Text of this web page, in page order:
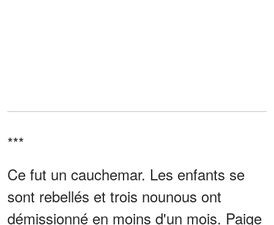
***
Ce fut un cauchemar. Les enfants se
sont rebellés et trois nounous ont
démissionné en moins d'un mois. Paige